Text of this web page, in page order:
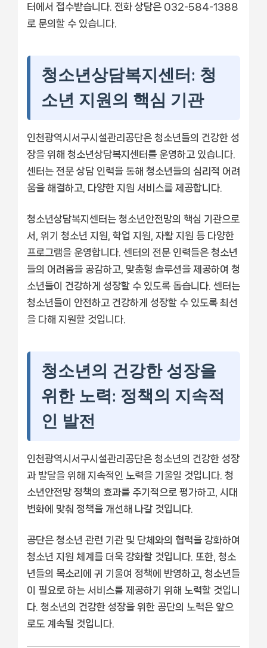
터에서 접수받습니다. 전화 상담은 032-584-1388
로 문의할 수 있습니다.
청소년상담복지센터: 청
소년 지원의 핵심 기관
인천광역시서구시설관리공단은 청소년들의 건강한 성
장을 위해 청소년상담복지센터를 운영하고 있습니다.
센터는 전문 상담 인력을 통해 청소년들의 심리적 어려
움을 해결하고, 다양한 지원 서비스를 제공합니다.
청소년상담복지센터는 청소년안전망의 핵심 기관으로
서, 위기 청소년 지원, 학업 지원, 자활 지원 등 다양한
프로그램을 운영합니다. 센터의 전문 인력들은 청소년
들의 어려움을 공감하고, 맞춤형 솔루션을 제공하여 청
소년들이 건강하게 성장할 수 있도록 돕습니다. 센터는
청소년들이 안전하고 건강하게 성장할 수 있도록 최선
을 다해 지원할 것입니다.
청소년의 건강한 성장을
위한 노력: 정책의 지속적
인 발전
인천광역시서구시설관리공단은 청소년의 건강한 성장
과 발달을 위해 지속적인 노력을 기울일 것입니다. 청
소년안전망 정책의 효과를 주기적으로 평가하고, 시대
변화에 맞춰 정책을 개선해 나갈 것입니다.
공단은 청소년 관련 기관 및 단체와의 협력을 강화하여
청소년 지원 체계를 더욱 강화할 것입니다. 또한, 청소
년들의 목소리에 귀 기울여 정책에 반영하고, 청소년들
이 필요로 하는 서비스를 제공하기 위해 노력할 것입니
다. 청소년의 건강한 성장을 위한 공단의 노력은 앞으
로도 계속될 것입니다.